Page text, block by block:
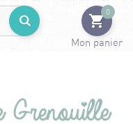
0
Mon panier